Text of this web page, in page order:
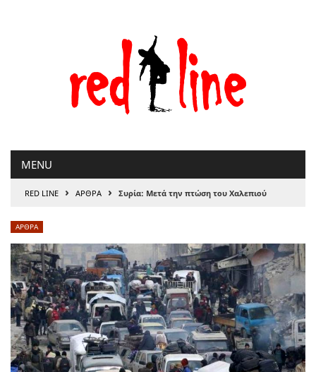
MENU
RED LINE › ΑΡΘΡΑ › Συρία: Μετά την πτώση του Χαλεπιού
ΑΡΘΡΑ